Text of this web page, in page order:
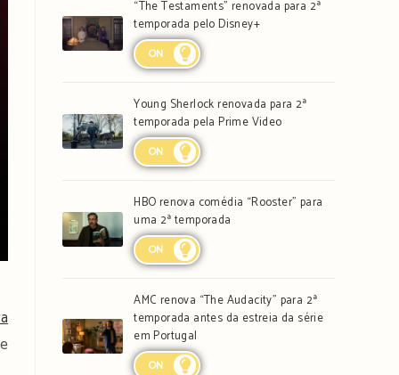
“The Testaments” renovada para 2ª
temporada pelo Disney+
ON
Young Sherlock renovada para 2ª
temporada pela Prime Video
ON
HBO renova comédia “Rooster” para
uma 2ª temporada
ON
AMC renova “The Audacity” para 2ª
temporada antes da estreia da série
em Portugal
ON